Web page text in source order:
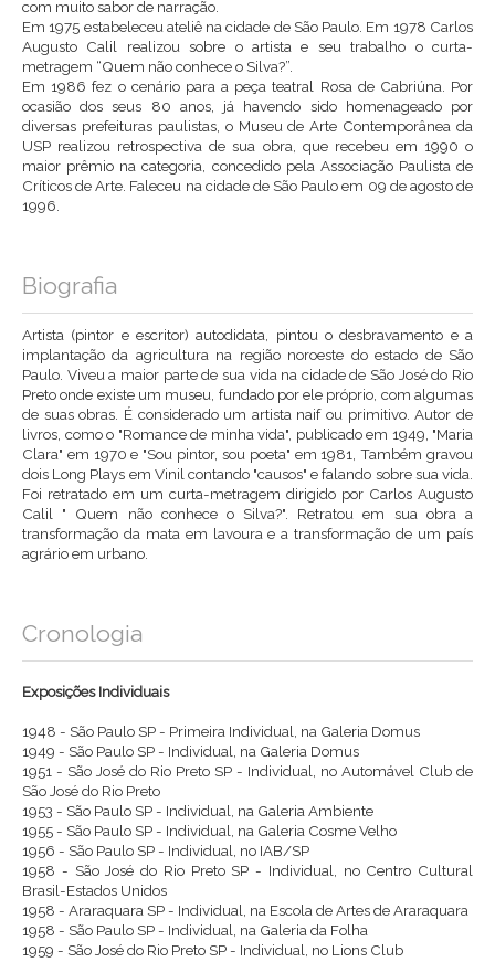
com muito sabor de narração.
Em 1975 estabeleceu ateliê na cidade de São Paulo. Em 1978 Carlos
Augusto Calil realizou sobre o artista e seu trabalho o curta-
metragem “Quem não conhece o Silva?”.
Em 1986 fez o cenário para a peça teatral Rosa de Cabriúna. Por
ocasião dos seus 80 anos, já havendo sido homenageado por
diversas prefeituras paulistas, o Museu de Arte Contemporânea da
USP realizou retrospectiva de sua obra, que recebeu em 1990 o
maior prêmio na categoria, concedido pela Associação Paulista de
Críticos de Arte. Faleceu na cidade de São Paulo em 09 de agosto de
1996.
Biografia
Artista (pintor e escritor) autodidata, pintou o desbravamento e a
implantação da agricultura na região noroeste do estado de São
Paulo. Viveu a maior parte de sua vida na cidade de São José do Rio
Preto onde existe um museu, fundado por ele próprio, com algumas
de suas obras. É considerado um artista naif ou primitivo. Autor de
livros, como o "Romance de minha vida", publicado em 1949, "Maria
Clara" em 1970 e "Sou pintor, sou poeta" em 1981, Também gravou
dois Long Plays em Vinil contando "causos" e falando sobre sua vida.
Foi retratado em um curta-metragem dirigido por Carlos Augusto
Calil " Quem não conhece o Silva?". Retratou em sua obra a
transformação da mata em lavoura e a transformação de um país
agrário em urbano.
Cronologia
Exposições Individuais
1948 - São Paulo SP - Primeira Individual, na Galeria Domus
1949 - São Paulo SP - Individual, na Galeria Domus
1951 - São José do Rio Preto SP - Individual, no Automável Club de
São José do Rio Preto
1953 - São Paulo SP - Individual, na Galeria Ambiente
1955 - São Paulo SP - Individual, na Galeria Cosme Velho
1956 - São Paulo SP - Individual, no IAB/SP
1958 - São José do Rio Preto SP - Individual, no Centro Cultural
Brasil-Estados Unidos
1958 - Araraquara SP - Individual, na Escola de Artes de Araraquara
1958 - São Paulo SP - Individual, na Galeria da Folha
1959 - São José do Rio Preto SP - Individual, no Lions Club